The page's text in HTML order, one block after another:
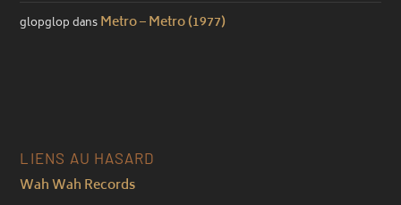
glopglopdansMetro – Metro (1977)
LIENS AU HASARD
Wah Wah Records